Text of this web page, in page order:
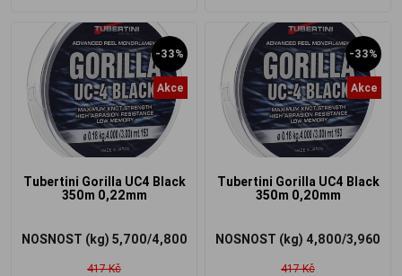
-33%
Akce
Tubertini Gorilla UC4 Black
350m 0,22mm
NOSNOST (kg) 5,700/4,800
417 Kč
-33%
Akce
Tubertini Gorilla UC4 Black
350m 0,20mm
NOSNOST (kg) 4,800/3,960
417 Kč